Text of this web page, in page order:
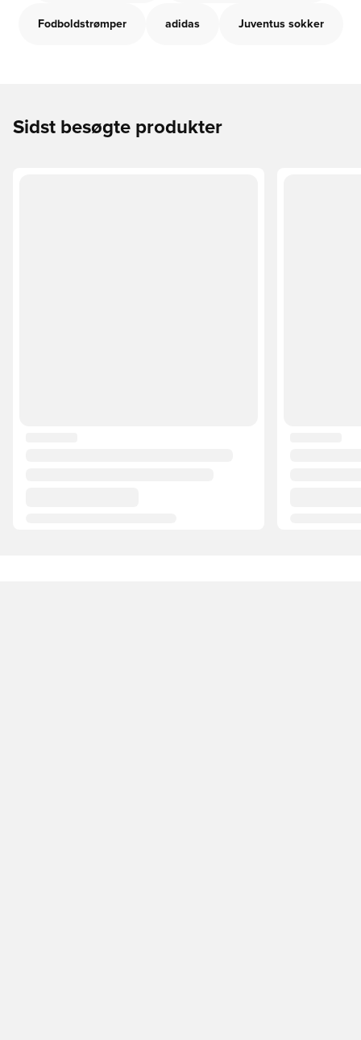
Fodboldstrømper adidas Juventus sokker
Sidst besøgte produkter